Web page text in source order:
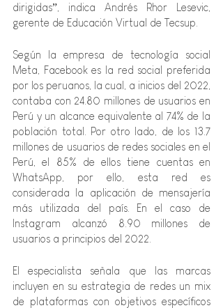
dirigidas”, indica Andrés Rhor Lesevic,
gerente de Educación Virtual de Tecsup.
Según la empresa de tecnología social
Meta, Facebook es la red social preferida
por los peruanos, la cual, a inicios del 2022,
contaba con 24.80 millones de usuarios en
Perú y un alcance equivalente al 74% de la
población total. Por otro lado, de los 13.7
millones de usuarios de redes sociales en el
Perú, el 85% de ellos tiene cuentas en
WhatsApp, por ello, esta red es
considerada la aplicación de mensajería
más utilizada del país. En el caso de
Instagram alcanzó 8.90 millones de
usuarios a principios del 2022.
El especialista señala que las marcas
incluyen en su estrategia de redes un mix
de plataformas con objetivos específicos